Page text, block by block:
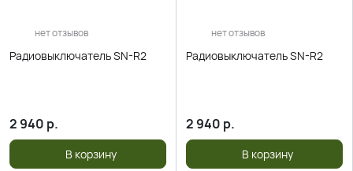
нет отзывов
Радиовыключатель SN-R2
2 940 р.
В корзину
нет отзывов
Радиовыключатель SN-R2
2 940 р.
В корзину